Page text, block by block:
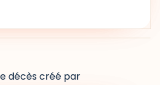
décès créé par